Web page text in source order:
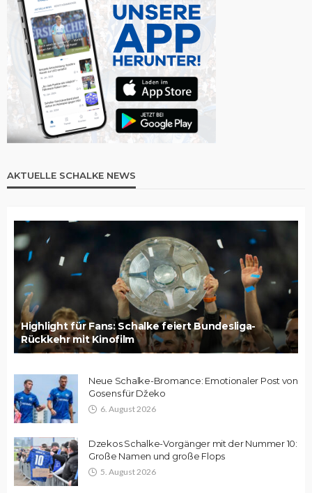
AKTUELLE SCHALKE NEWS
Highlight für Fans: Schalke feiert Bundesliga-
Rückkehr mit Kinofilm
Neue Schalke-Bromance: Emotionaler Post von
Gosens für Džeko
6. August 2026
Dzekos Schalke-Vorgänger mit der Nummer 10:
Große Namen und große Flops
5. August 2026